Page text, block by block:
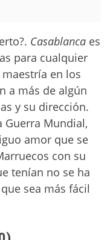
Casablanca es
para cualquier
en los
a más de algún
y su dirección.
Guerra Mundial,
amor que se
con su
tenían no se ha
sea más fácil